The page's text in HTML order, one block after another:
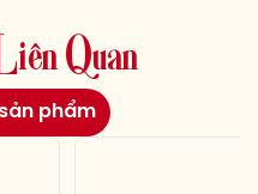
Liên Quan
phẩm